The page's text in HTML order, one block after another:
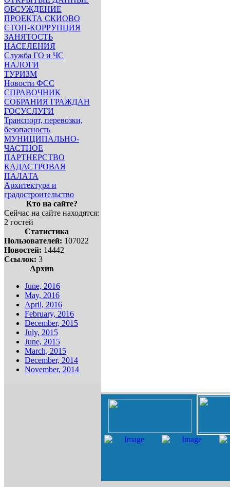
ОБСУЖДЕНИЕ
ПРОЕКТА СКИОВО
СТОП-КОРРУПЦИЯ
ЗАНЯТОСТЬ
НАСЕЛЕНИЯ
Служба ГО и ЧС
НАЛОГИ
ТУРИЗМ
Новости ФСС
СПРАВОЧНИК
СОБРАНИЯ ГРАЖДАН
ГОСУСЛУГИ
Транспорт, перевозки,
безопасность
МУНИЦИПАЛЬНО-
ЧАСТНОЕ
ПАРТНЕРСТВО
КАДАСТРОВАЯ
ПАЛАТА
Архитектура и
градостроительство
Кто на сайте?
Сейчас на сайте находятся:
2 гостей
Статистика
Пользователей: 107022
Новостей: 14442
Ссылок: 3
Архив
June, 2016
May, 2016
April, 2016
February, 2016
December, 2015
July, 2015
June, 2015
March, 2015
December, 2014
November, 2014